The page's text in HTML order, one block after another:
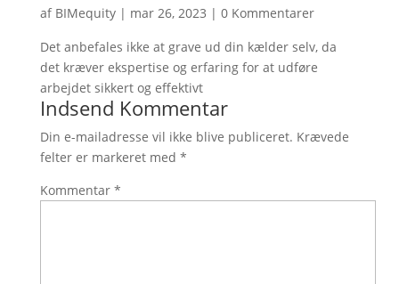
af BIMequity| mar 26, 2023 | 0 Kommentarer
Det anbefales ikke at grave ud din kælder selv, da
det kræver ekspertise og erfaring for at udføre
arbejdet sikkert og effektivt
Indsend Kommentar
Din e-mailadresse vil ikke blive publiceret. Krævede
felter er markeret med *
Kommentar *